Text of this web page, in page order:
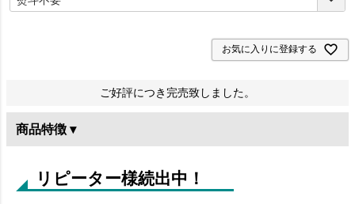
お気に入りに登録する
ご好評につき完売致しました。
商品特徴 ▾
リピーター様続出中！